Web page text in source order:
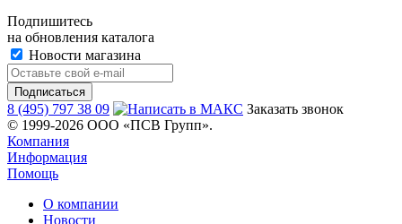
Подпишитесь
на обновления каталога
Новости магазина
8 (495) 797 38 09
Заказать звонок
© 1999-2026 ООО «ПСВ Групп».
Компания
Информация
Помощь
О компании
Новости